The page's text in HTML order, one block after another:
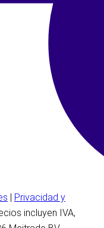
| Privacidad y
incluyen IVA,